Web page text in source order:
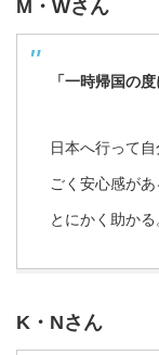
M・Wさん
「一時帰国の
日本へ行って
ごく安心感が
とにかく助かる
K・Nさん